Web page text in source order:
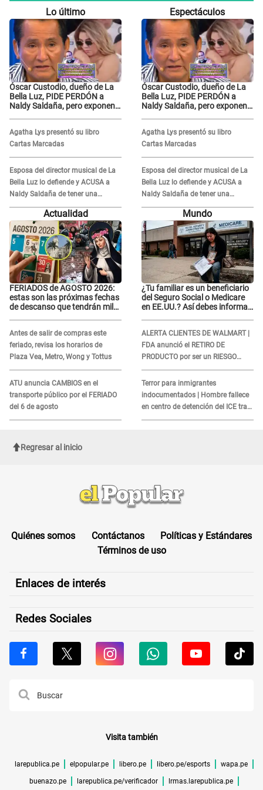
Lo último
Óscar Custodio, dueño de La
Bella Luz, PIDE PERDÓN a
Naldy Saldaña, pero exponen
grabar"
Agatha Lys presentó su libro
Cartas Marcadas
Esposa del director musical de La
Bella Luz lo defiende y ACUSA a
Naldy Saldaña de tener una
relación con él y otros integrantes
Espectáculos
Óscar Custodio, dueño de La
Bella Luz, PIDE PERDÓN a
Naldy Saldaña, pero exponen
grabar"
Agatha Lys presentó su libro
Cartas Marcadas
Esposa del director musical de La
Bella Luz lo defiende y ACUSA a
Naldy Saldaña de tener una
relación con él y otros integrantes
Actualidad
FERIADOS de AGOSTO 2026:
estas son las próximas fechas
de descanso que tendrán miles
Antes de salir de compras este
feriado, revisa los horarios de
Plaza Vea, Metro, Wong y Tottus
ATU anuncia CAMBIOS en el
transporte público por el FERIADO
del 6 de agosto
Mundo
¿Tu familiar es un beneficiario
del Seguro Social o Medicare
en EE.UU.? Así debes informar
ALERTA CLIENTES DE WALMART |
FDA anunció el RETIRO DE
PRODUCTO por ser un RIESGO
MORTAL para consumidores: ¿Cuál
es?
Terror para inmigrantes
indocumentados | Hombre fallece
en centro de detención del ICE tras
sufrir una "emergencia médica"
Regresar al inicio
Quiénes somos Contáctanos
Políticas y Estándares
Términos de uso
Enlaces de interés
Redes Sociales
Visita también
larepublica.pe elpopular.pe libero.pe libero.pe/esports wapa.pe
buenazo.pe larepublica.pe/verificador lrmas.larepublica.pe